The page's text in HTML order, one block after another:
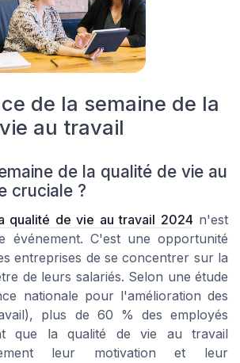
de la semaine de la
au travail
de la qualité de vie au
cruciale ?
qualité de vie au travail 2024 n'est
événement. C'est une opportunité
entreprises de se concentrer sur la
de leurs salariés. Selon une étude
nationale pour l'amélioration des
plus de 60 % des employés
que la qualité de vie au travail
leur motivation et leur